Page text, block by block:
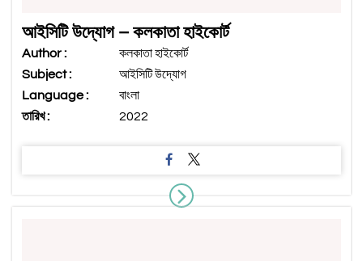
আইসিটি উদ্যোগ – কলকাতা হাইকোর্ট
Author :
কলকাতা হাইকোর্ট
Subject :
আইসিটি উদ্যোগ
Language :
বাংলা
তারিখ :
2022